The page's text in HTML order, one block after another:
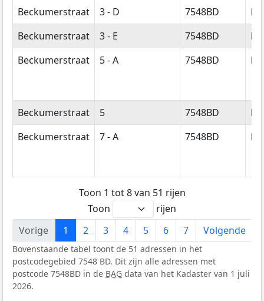
Beckumerstraat
3 - D 7548BD
Beckumerstraat
3 - E 7548BD
Beckumerstraat
5 - A 7548BD
Beckumerstraat 5 7548BD
Beckumerstraat
7 - A 7548BD
Toon 1 tot 8 van 51 rijen
Toon
rijen
Vorige
1 2 3 4 5 6 7 Volgende
Bovenstaande tabel toont de 51 adressen in het
postcodegebied 7548 BD. Dit zijn alle adressen met
postcode 7548BD in de BAG data van het Kadaster van 1 juli
2026.